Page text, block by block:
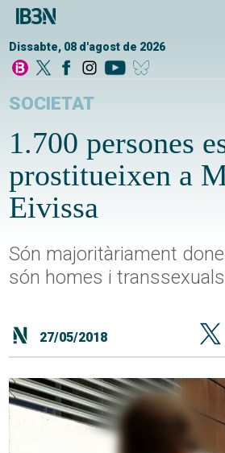
Dissabte, 08 d'agost de 2026
SOCIETAT
1.700 persones
prostitueixen a
Eivissa
Són majoritàriament
són homes i transsexuals
27/05/2018